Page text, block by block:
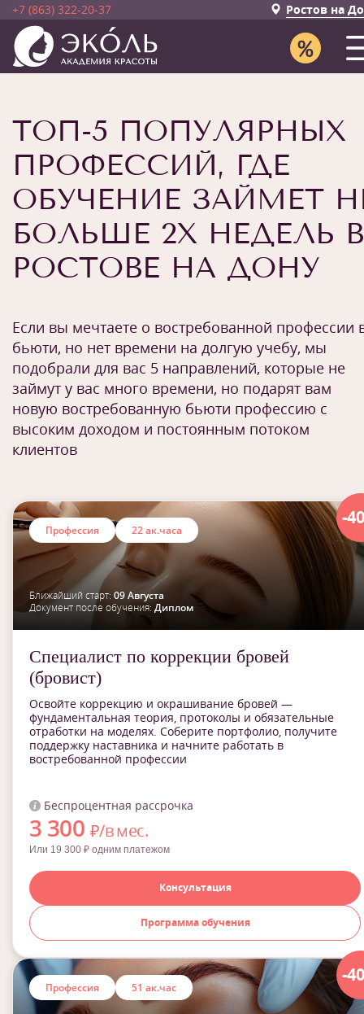
+7 (863) 322-20-37 Ростов на
ТОП-5 ПОПУЛЯРНЫХ
ПРОФЕССИЙ, ГДЕ
ОБУЧЕНИЕ ЗАЙМЕТ
БОЛЬШЕ 2Х НЕДЕЛЬ В
РОСТОВЕ НА ДОНУ
Если вы мечтаете о востребованной профессии
бьюти, но нет времени на долгую учебу, мы
подобрали для вас 5 направлений, которые не
займут у вас много времени, но подарят вам
новую востребованную бьюти профессию с
высоким доходом и постоянным потоком
клиентов
-
Профессия 22 ак.часа
Ближайший старт: 09 Августа
Документ после обучения: Диплом
Специалист по коррекции бровей
(бровист)
Освойте коррекцию и окрашивание бровей —
фундаментальная теория, протоколы и обязательные
отработки на моделях. Соберите портфолио, получите
поддержку наставника и начните работать в
востребованной профессии
Беспроцентная рассрочка
3 300 ₽/в мес.
Или 19 300 ₽ одним платежом
Консультация
Программа обучения
-
Профессия 51 ак.час